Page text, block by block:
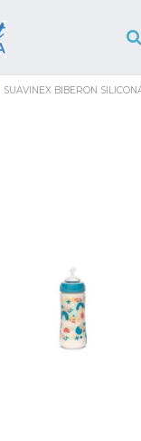
SUAVINEX BIBERON